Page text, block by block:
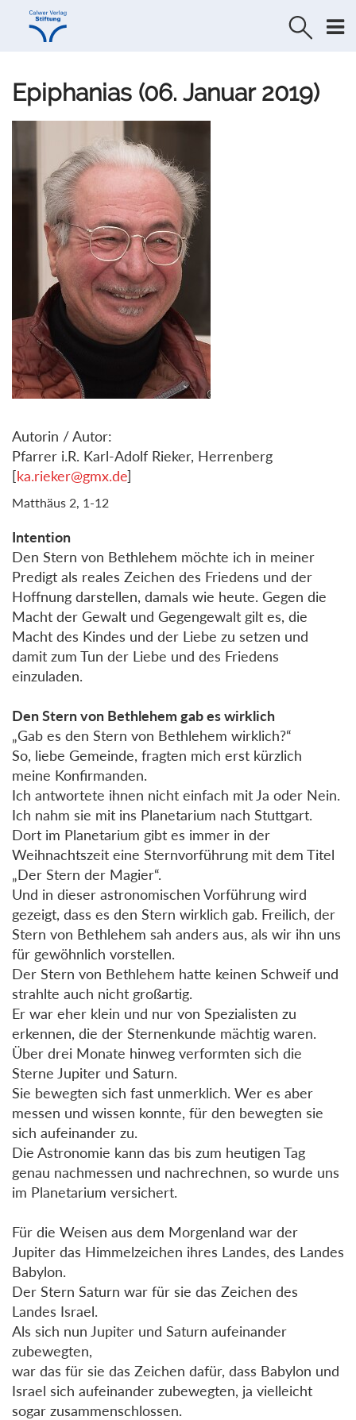
Direkt
Direkt
Epiphanias (06. Januar 2019)
Autorin / Autor:
Pfarrer i.R. Karl-Adolf Rieker, Herrenberg
[ka.rieker@gmx.de]
Matthäus 2, 1-12
Intention
Den Stern von Bethlehem möchte ich in meiner
Predigt als reales Zeichen des Friedens und der
Hoffnung darstellen, damals wie heute. Gegen die
Macht der Gewalt und Gegengewalt gilt es, die
Macht des Kindes und der Liebe zu setzen und
damit zum Tun der Liebe und des Friedens
einzuladen.
Den Stern von Bethlehem gab es wirklich
„Gab es den Stern von Bethlehem wirklich?“
So, liebe Gemeinde, fragten mich erst kürzlich
meine Konfirmanden.
Ich antwortete ihnen nicht einfach mit Ja oder Nein.
Ich nahm sie mit ins Planetarium nach Stuttgart.
Dort im Planetarium gibt es immer in der
Weihnachtszeit eine Sternvorführung mit dem Titel
„Der Stern der Magier“.
Und in dieser astronomischen Vorführung wird
gezeigt, dass es den Stern wirklich gab. Freilich, der
Stern von Bethlehem sah anders aus, als wir ihn uns
für gewöhnlich vorstellen.
Der Stern von Bethlehem hatte keinen Schweif und
strahlte auch nicht großartig.
Er war eher klein und nur von Spezialisten zu
erkennen, die der Sternenkunde mächtig waren.
Über drei Monate hinweg verformten sich die
Sterne Jupiter und Saturn.
Sie bewegten sich fast unmerklich. Wer es aber
messen und wissen konnte, für den bewegten sie
sich aufeinander zu.
Die Astronomie kann das bis zum heutigen Tag
genau nachmessen und nachrechnen, so wurde uns
im Planetarium versichert.
Für die Weisen aus dem Morgenland war der
Jupiter das Himmelzeichen ihres Landes, des Landes
Babylon.
Der Stern Saturn war für sie das Zeichen des
Landes Israel.
Als sich nun Jupiter und Saturn aufeinander
zubewegten,
war das für sie das Zeichen dafür, dass Babylon und
Israel sich aufeinander zubewegten, ja vielleicht
sogar zusammenschlossen.